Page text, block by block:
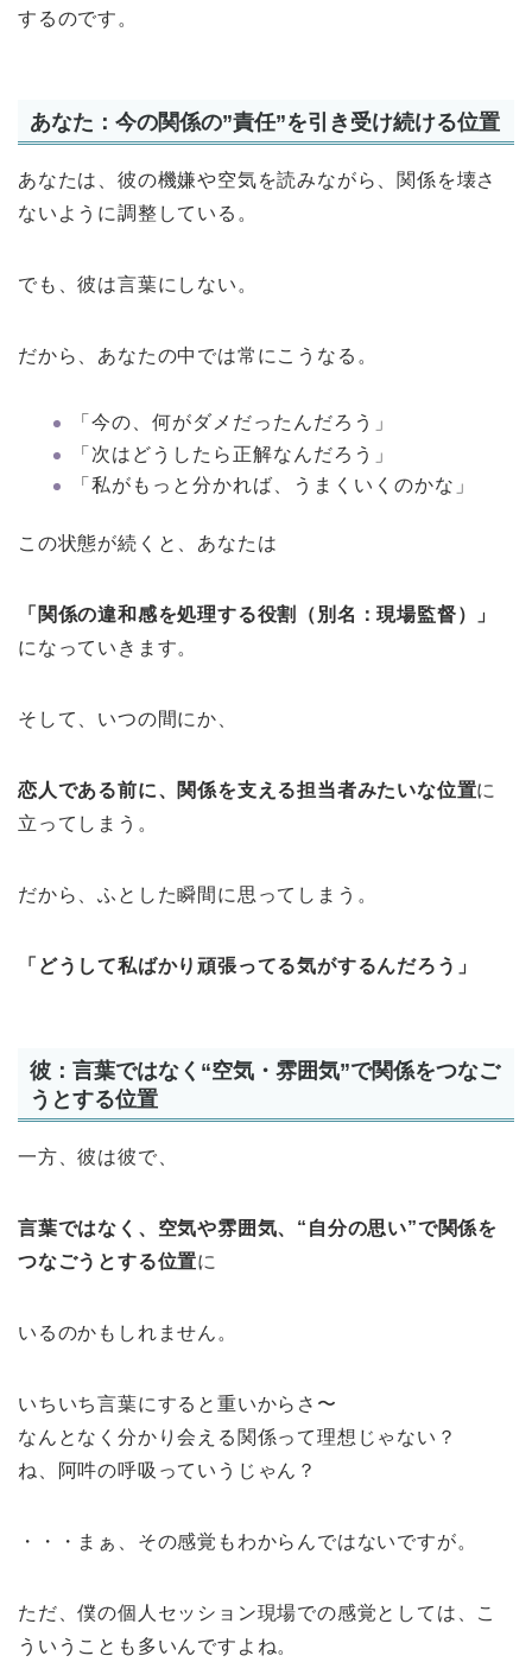
するのです。
あなた：今の関係の”責任”を引き受け続ける位置
あなたは、彼の機嫌や空気を読みながら、関係を壊さ
ないように調整している。
でも、彼は言葉にしない。
だから、あなたの中では常にこうなる。
「今の、何がダメだったんだろう」
「次はどうしたら正解なんだろう」
「私がもっと分かれば、うまくいくのかな」
この状態が続くと、あなたは
「関係の違和感を処理する役割（別名：現場監督）」
になっていきます。
そして、いつの間にか、
恋人である前に、関係を支える担当者みたいな位置に
立ってしまう。
だから、ふとした瞬間に思ってしまう。
「どうして私ばかり頑張ってる気がするんだろう」
彼：言葉ではなく“空気・雰囲気”で関係をつなご
うとする位置
一方、彼は彼で、
言葉ではなく、空気や雰囲気、“自分の思い”で関係を
つなごうとする位置に
いるのかもしれません。
いちいち言葉にすると重いからさ〜
なんとなく分かり会える関係って理想じゃない？
ね、阿吽の呼吸っていうじゃん？
・・・まぁ、その感覚もわからんではないですが。
ただ、僕の個人セッション現場での感覚としては、こ
ういうことも多いんですよね。